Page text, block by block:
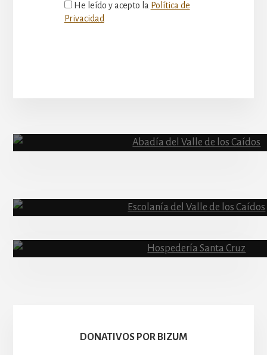
He leído y acepto la Política de
Privacidad
Content
Hospedería
DONATIVOS POR BIZUM